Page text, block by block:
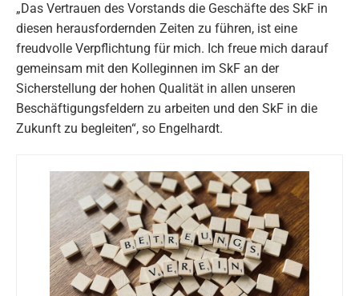
„Das Vertrauen des Vorstands die Geschäfte des SkF in
diesen herausfordernden Zeiten zu führen, ist eine
freudvolle Verpflichtung für mich. Ich freue mich darauf
gemeinsam mit den Kolleginnen im SkF an der
Sicherstellung der hohen Qualität in allen unseren
Beschäftigungsfeldern zu arbeiten und den SkF in die
Zukunft zu begleiten“, so Engelhardt.